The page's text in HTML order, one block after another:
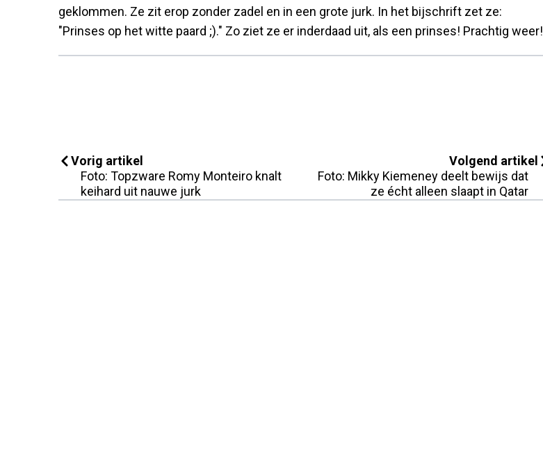
geklommen. Ze zit erop zonder zadel en in een grote jurk. In het bijschrift zet ze:
"Prinses op het witte paard ;)." Zo ziet ze er inderdaad uit, als een prinses! Prachtig weer!
Vorig artikel
Foto: Topzware Romy Monteiro knalt
keihard uit nauwe jurk
Volgend artikel
Foto: Mikky Kiemeney deelt bewijs dat
ze écht alleen slaapt in Qatar